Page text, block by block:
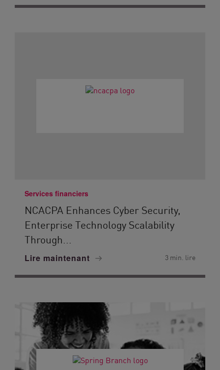
Services financiers
NCACPA Enhances Cyber Security,
Enterprise Technology Scalability
Through...
Lire maintenant 3 min. lire